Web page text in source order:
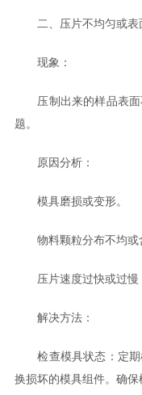
二、压片不均匀或表
现象：
压制出来的样品表面
题。
原因分析：
模具磨损或变形。
物料颗粒分布不均或
压片速度过快或过慢
解决方法：
检查模具状态：定期
换损坏的模具组件。确保